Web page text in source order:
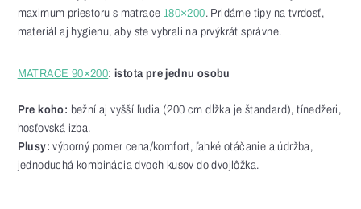
maximum priestoru s matrace180×200. Pridáme tipy na tvrdosť,
materiál aj hygienu, aby ste vybrali na prvýkrát správne.
MATRACE 90×200:istota pre jednu osobu
Pre koho: bežní aj vyšší ľudia (200 cm dĺžka je štandard), tínedžeri,
hosťovská izba.
Plusy:výborný pomer cena/komfort, ľahké otáčanie a údržba,
jednoduchá kombinácia dvoch kusov do dvojlôžka.